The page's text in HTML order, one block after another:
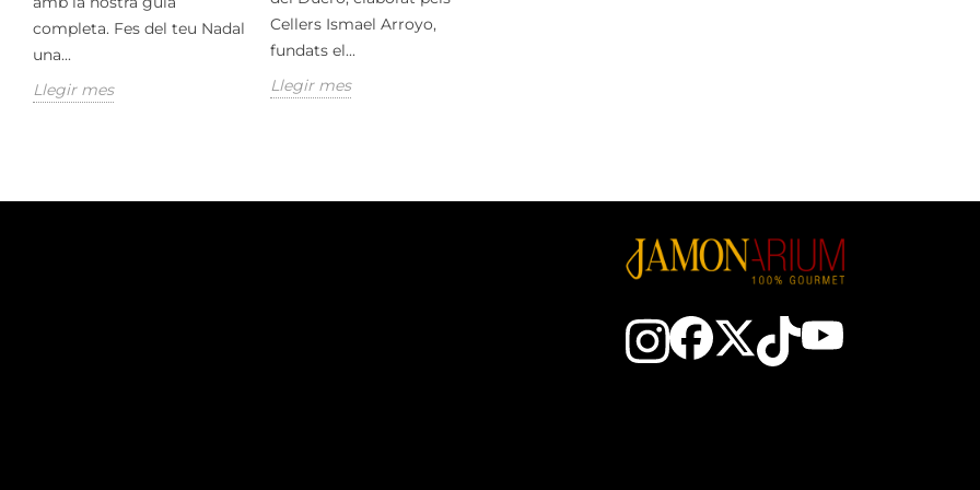
completa. Fes del teu Nadal
una...
Llegir mes
Cellers Ismael Arroyo,
fundats el...
Llegir mes